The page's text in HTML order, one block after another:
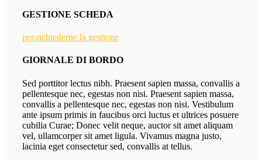
GESTIONE SCHEDA
per richiederne la gestione
GIORNALE DI BORDO
Sed porttitor lectus nibh. Praesent sapien massa, convallis a
pellentesque nec, egestas non nisi. Praesent sapien massa,
convallis a pellentesque nec, egestas non nisi. Vestibulum
ante ipsum primis in faucibus orci luctus et ultrices posuere
cubilia Curae; Donec velit neque, auctor sit amet aliquam
vel, ullamcorper sit amet ligula. Vivamus magna justo,
lacinia eget consectetur sed, convallis at tellus.